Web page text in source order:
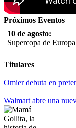
Próximos Eventos
10 de agosto:
Supercopa de
11 al 21 de agosto:
Empieza La Liga
Titulares
Omier debuta en
Walmart abre una